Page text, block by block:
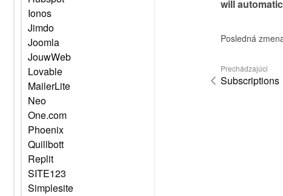
Ionos
Jimdo
Joomla
JouwWeb
Lovable
MailerLite
Neo
One.com
Phoenix
Quillbott
Replit
SITE123
Simplesite
will
Posledná
Prechádzajúci
Subscriptions